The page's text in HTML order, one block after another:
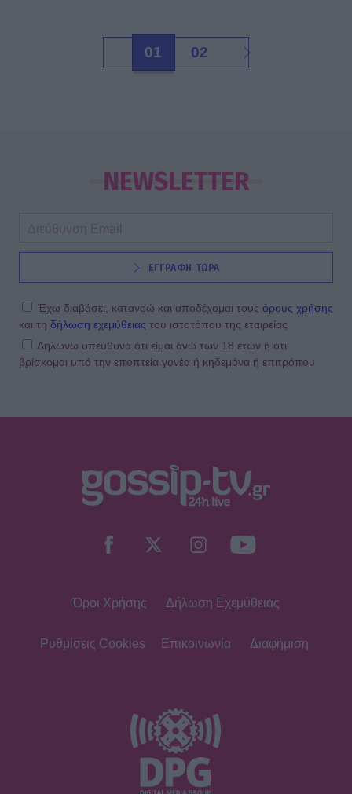
01 02
NEWSLETTER
ΕΓΓΡΑΦΗ ΤΩΡΑ
Έχω διαβάσει, κατανοώ και αποδέχομαι τους όρους χρήσης
και τη δήλωση εχεμύθειας του ιστοτόπου της εταιρείας
Δηλώνω υπεύθυνα ότι είμαι άνω των 18 ετών ή ότι
βρίσκομαι υπό την εποπτεία γονέα ή κηδεμόνα ή επιτρόπου
Όροι Χρήσης Δήλωση Εχεμύθειας
Ρυθμίσεις Cookies Επικοινωνία Διαφήμιση